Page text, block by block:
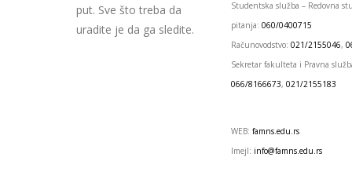
put. Sve što treba da
uradite je da ga sledite.
Studentska služba – Redovna
pitanja: 060/0400715
Računovodstvo: 021/2155046,
Sekretar fakulteta i Pravna
066/8166673, 021/2155183
WEB: famns.edu.rs
Imejl: info@famns.edu.rs